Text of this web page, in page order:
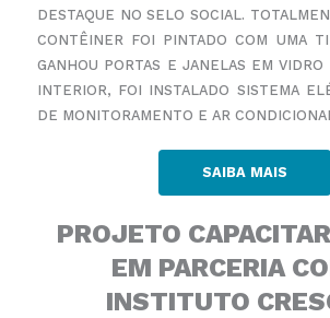
DESTAQUE NO SELO SOCIAL.
CONTÊINER FOI PINTADO COM UMA
GANHOU PORTAS E JANELAS EM VIDRO
INTERIOR, FOI INSTALADO SISTEMA
DE MONITORAMENTO E AR
SAIBA MAIS
PROJETO
EM PARCERIA
INSTITUTO